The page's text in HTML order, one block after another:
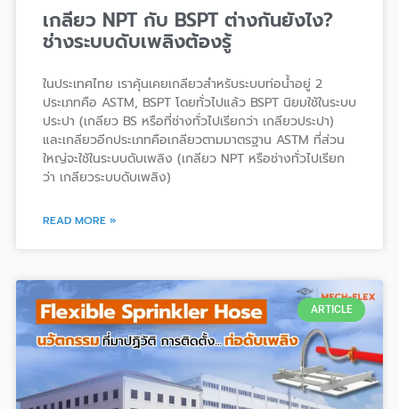
เกลียว NPT กับ BSPT ต่างกันยังไง?
ช่างระบบดับเพลิงต้องรู้
ในประเทศไทย เราคุ้นเคยเกลียวสำหรับระบบท่อน้ำอยู่ 2
ประเภทคือ ASTM, BSPT โดยทั่วไปแล้ว BSPT นิยมใช้ในระบบ
ประปา (เกลียว BS หรือที่ช่างทั่วไปเรียกว่า เกลียวประปา)
และเกลียวอีกประเภทคือเกลียวตามมาตรฐาน ASTM ที่ส่วน
ใหญ่จะใช้ในระบบดับเพลิง (เกลียว NPT หรือช่างทั่วไปเรียก
ว่า เกลียวระบบดับเพลิง)
READ MORE »
ARTICLE